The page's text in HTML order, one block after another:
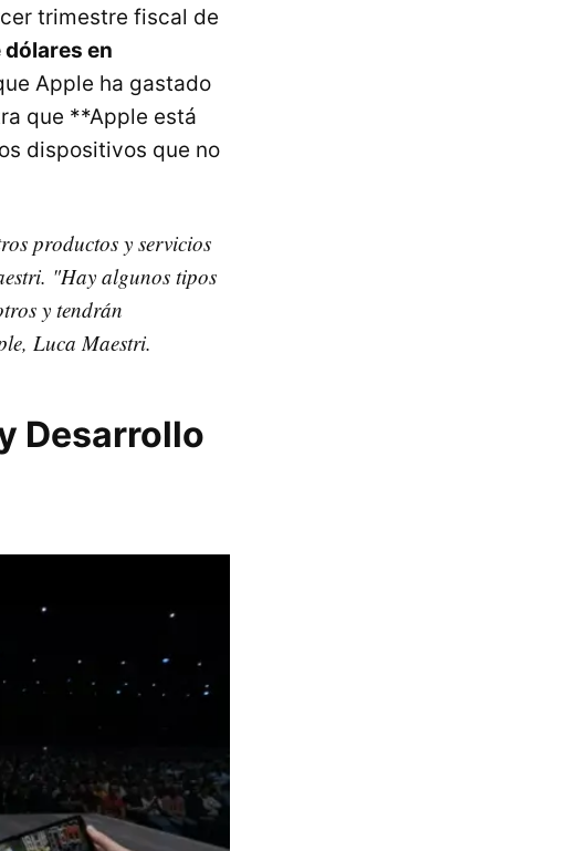
trimestre fiscal de
en
Apple ha gastado
que **Apple está
dispositivos que no
productos y servicios
"Hay algunos tipos
y tendrán
Luca Maestri.
Desarrollo